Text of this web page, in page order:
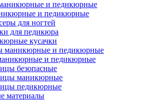
и педикюрные
для ногтей
для педикюра
кусачки
и педикюрные
безопасные
маникюрные
педикюрные